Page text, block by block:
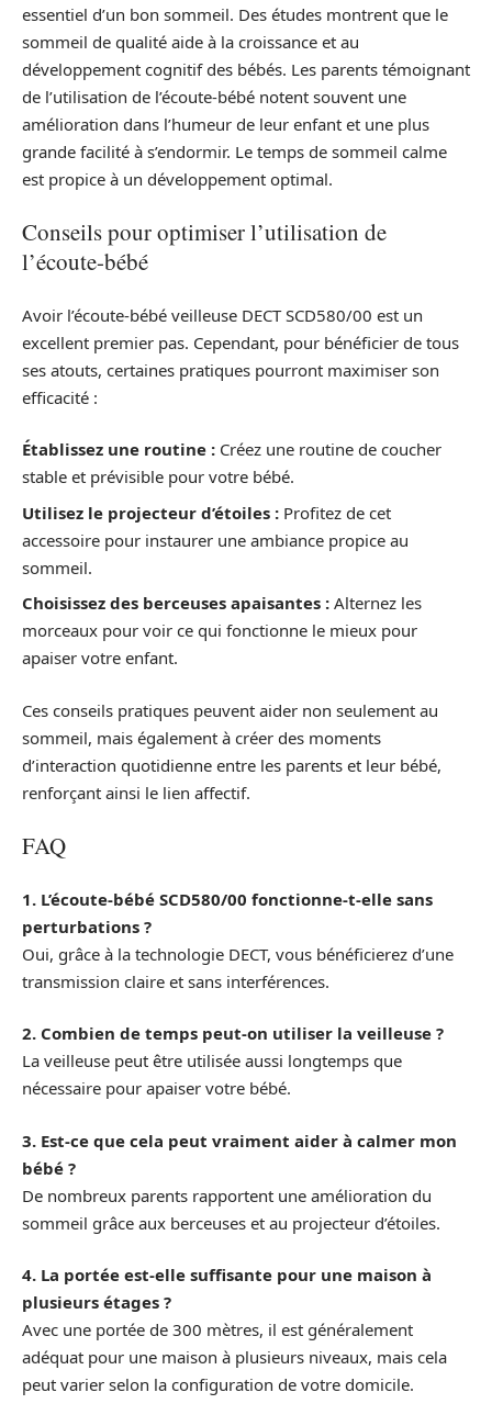
essentiel d’un bon sommeil. Des études montrent que le
sommeil de qualité aide à la croissance et au
développement cognitif des bébés. Les parents témoignant
de l’utilisation de l’écoute-bébé notent souvent une
amélioration dans l’humeur de leur enfant et une plus
grande facilité à s’endormir. Le temps de sommeil calme
est propice à un développement optimal.
Conseils pour optimiser l’utilisation de
l’écoute-bébé
Avoir l’écoute-bébé veilleuse DECT SCD580/00 est un
excellent premier pas. Cependant, pour bénéficier de tous
ses atouts, certaines pratiques pourront maximiser son
efficacité :
Établissez une routine : Créez une routine de coucher
stable et prévisible pour votre bébé.
Utilisez le projecteur d’étoiles : Profitez de cet
accessoire pour instaurer une ambiance propice au
sommeil.
Choisissez des berceuses apaisantes : Alternez les
morceaux pour voir ce qui fonctionne le mieux pour
apaiser votre enfant.
Ces conseils pratiques peuvent aider non seulement au
sommeil, mais également à créer des moments
d’interaction quotidienne entre les parents et leur bébé,
renforçant ainsi le lien affectif.
FAQ
1. L’écoute-bébé SCD580/00 fonctionne-t-elle sans
perturbations ?
Oui, grâce à la technologie DECT, vous bénéficierez d’une
transmission claire et sans interférences.
2. Combien de temps peut-on utiliser la veilleuse ?
La veilleuse peut être utilisée aussi longtemps que
nécessaire pour apaiser votre bébé.
3. Est-ce que cela peut vraiment aider à calmer mon
bébé ?
De nombreux parents rapportent une amélioration du
sommeil grâce aux berceuses et au projecteur d’étoiles.
4. La portée est-elle suffisante pour une maison à
plusieurs étages ?
Avec une portée de 300 mètres, il est généralement
adéquat pour une maison à plusieurs niveaux, mais cela
peut varier selon la configuration de votre domicile.